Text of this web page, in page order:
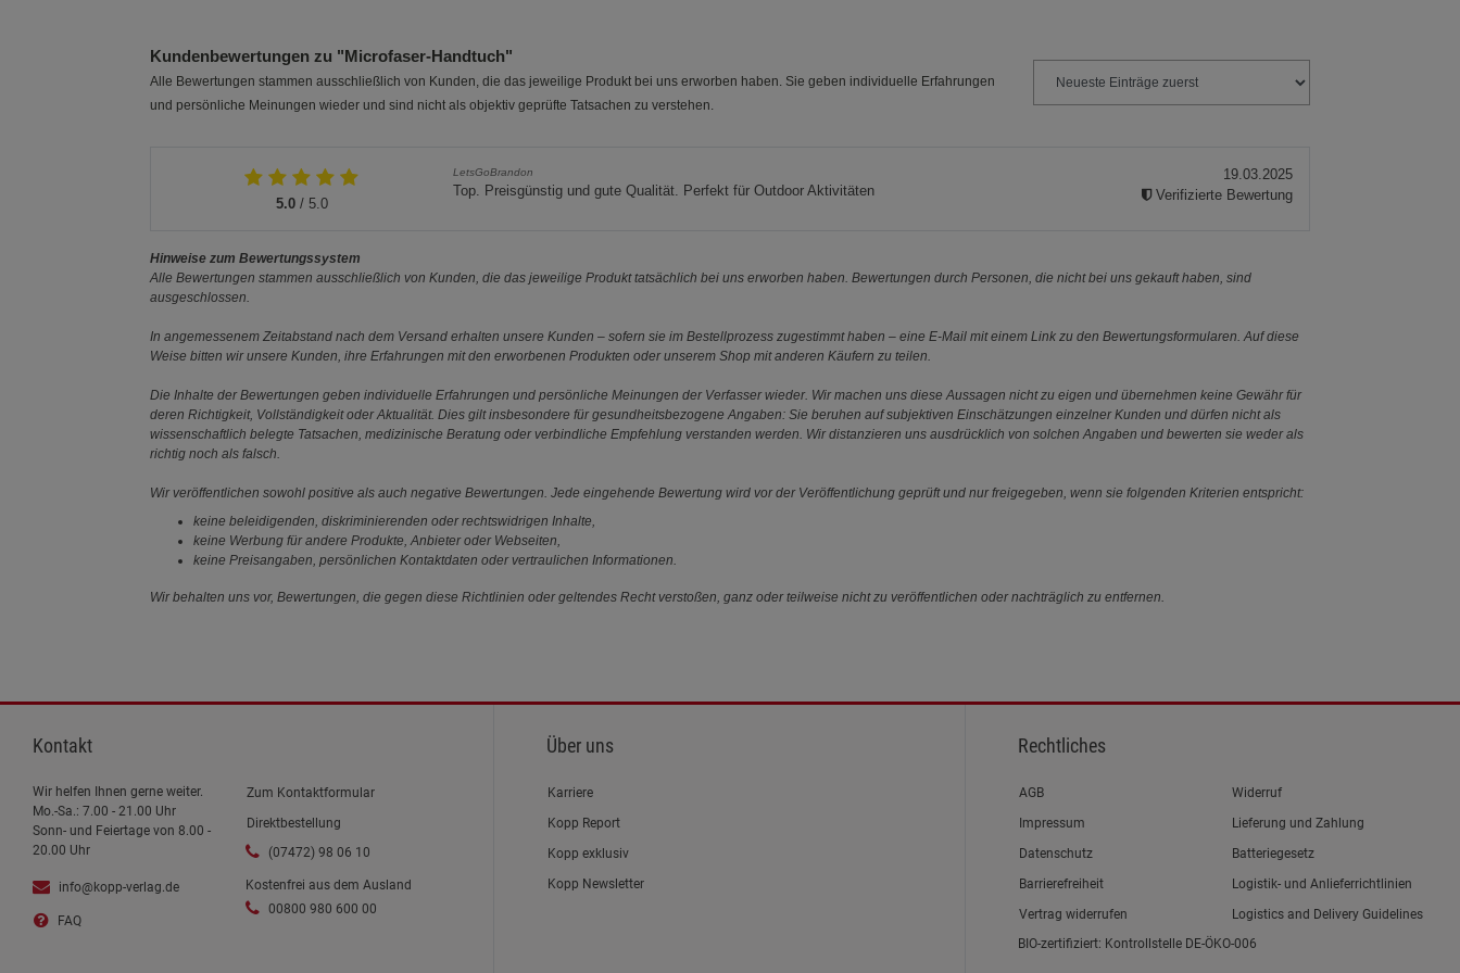
Kundenbewertungen zu "Microfaser-Handtuch"
Alle Bewertungen stammen ausschließlich von Kunden, die das jeweilige Produkt bei uns erworben haben. Sie geben individuelle Erfahrungen
und persönliche Meinungen wieder und sind nicht als objektiv geprüfte Tatsachen zu verstehen.
5.0/ 5.0
LetsGoBrandon
Top. Preisgünstig und gute Qualität. Perfekt für Outdoor Aktivitäten
19.03.2025
Verifizierte Bewertung
Hinweise zum Bewertungssystem
Alle Bewertungen stammen ausschließlich von Kunden, die das jeweilige Produkt tatsächlich bei uns erworben haben. Bewertungen durch Personen, die nicht bei uns gekauft haben, sind
ausgeschlossen.
In angemessenem Zeitabstand nach dem Versand erhalten unsere Kunden – sofern sie im Bestellprozess zugestimmt haben – eine E-Mail mit einem Link zu den Bewertungsformularen. Auf diese
Weise bitten wir unsere Kunden, ihre Erfahrungen mit den erworbenen Produkten oder unserem Shop mit anderen Käufern zu teilen.
Die Inhalte der Bewertungen geben individuelle Erfahrungen und persönliche Meinungen der Verfasser wieder. Wir machen uns diese Aussagen nicht zu eigen und übernehmen keine Gewähr für
deren Richtigkeit, Vollständigkeit oder Aktualität. Dies gilt insbesondere für gesundheitsbezogene Angaben: Sie beruhen auf subjektiven Einschätzungen einzelner Kunden und dürfen nicht als
wissenschaftlich belegte Tatsachen, medizinische Beratung oder verbindliche Empfehlung verstanden werden. Wir distanzieren uns ausdrücklich von solchen Angaben und bewerten sie weder als
richtig noch als falsch.
Wir veröffentlichen sowohl positive als auch negative Bewertungen. Jede eingehende Bewertung wird vor der Veröffentlichung geprüft und nur freigegeben, wenn sie folgenden Kriterien entspricht:
keine beleidigenden, diskriminierenden oder rechtswidrigen Inhalte,
keine Werbung für andere Produkte, Anbieter oder Webseiten,
keine Preisangaben, persönlichen Kontaktdaten oder vertraulichen Informationen.
Wir behalten uns vor, Bewertungen, die gegen diese Richtlinien oder geltendes Recht verstoßen, ganz oder teilweise nicht zu veröffentlichen oder nachträglich zu entfernen.
Kontakt
Wir helfen Ihnen gerne weiter.
Mo.-Sa.: 7.00 - 21.00 Uhr
Sonn- und Feiertage von 8.00 -
20.00 Uhr
info@kopp-verlag.de
FAQ
Zum Kontaktformular
Direktbestellung
(07472) 98 06 10
Kostenfrei aus dem Ausland
00800 980 600 00
Über uns
Karriere
Kopp Report
Kopp exklusiv
Kopp Newsletter
Rechtliches
Link zum/zur
AGB
Link zum/zur
Impressum
Link zum/zur
Datenschutz
Link zum/zur
Barrierefreiheit
Vertrag widerrufen
Widerruf
Lieferung und Zahlung
Batteriegesetz
Logistik- und Anlieferrichtlinien
Logistics and Delivery Guidelines
BIO-zertifiziert: Kontrollstelle DE-ÖKO-006